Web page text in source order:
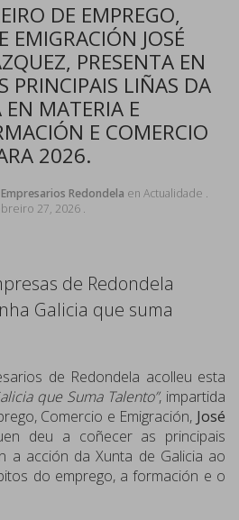
DE EMPREGO,
EMIGRACIÓN JOSÉ
PRESENTA EN
PRINCIPAIS LIÑAS DA
MATERIA E
E COMERCIO
2026.
Redondela en Actualidade .
27, 2026 .
de Redondela
Galicia que suma
de Redondela acolleu esta
que Suma Talento”, impartida
Comercio e Emigración, José
deu a coñecer as principais
a acción da Xunta de Galicia ao
do emprego, a formación e o